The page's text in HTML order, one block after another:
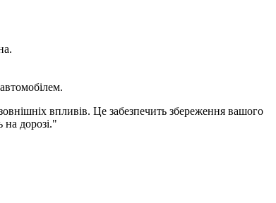
впливів. Це забезпечить збереження вашого
на дорозі."